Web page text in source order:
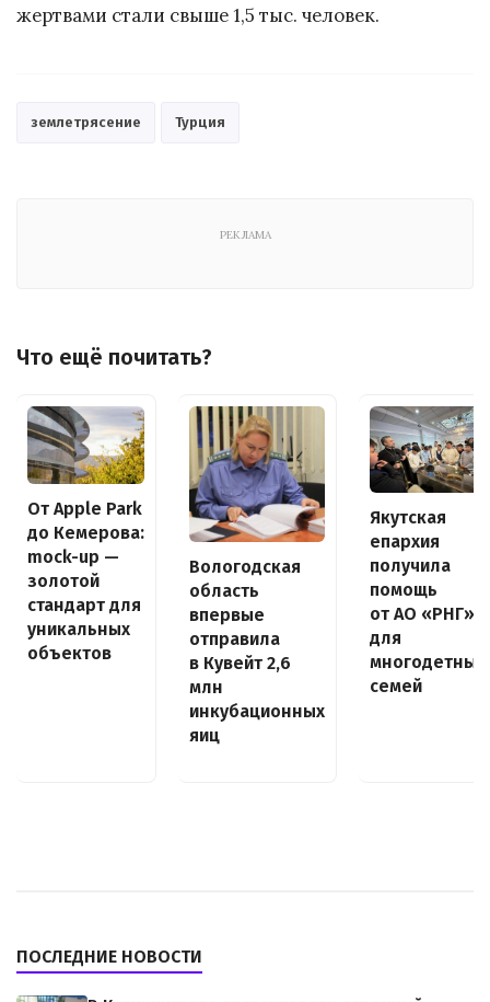
жертвами стали свыше 1,5 тыс. человек.
землетрясение Турция
РЕКЛАМА
Что ещё почитать?
От Apple Park
до Кемерова:
mock-up —
золотой
стандарт для
уникальных
объектов
Вологодская
область
впервые
отправила
в Кувейт 2,6
млн
инкубационных
яиц
Якутская
епархия
получила
помощь
от АО «РНГ»
для
многодетных
семей
ПОСЛЕДНИЕ НОВОСТИ